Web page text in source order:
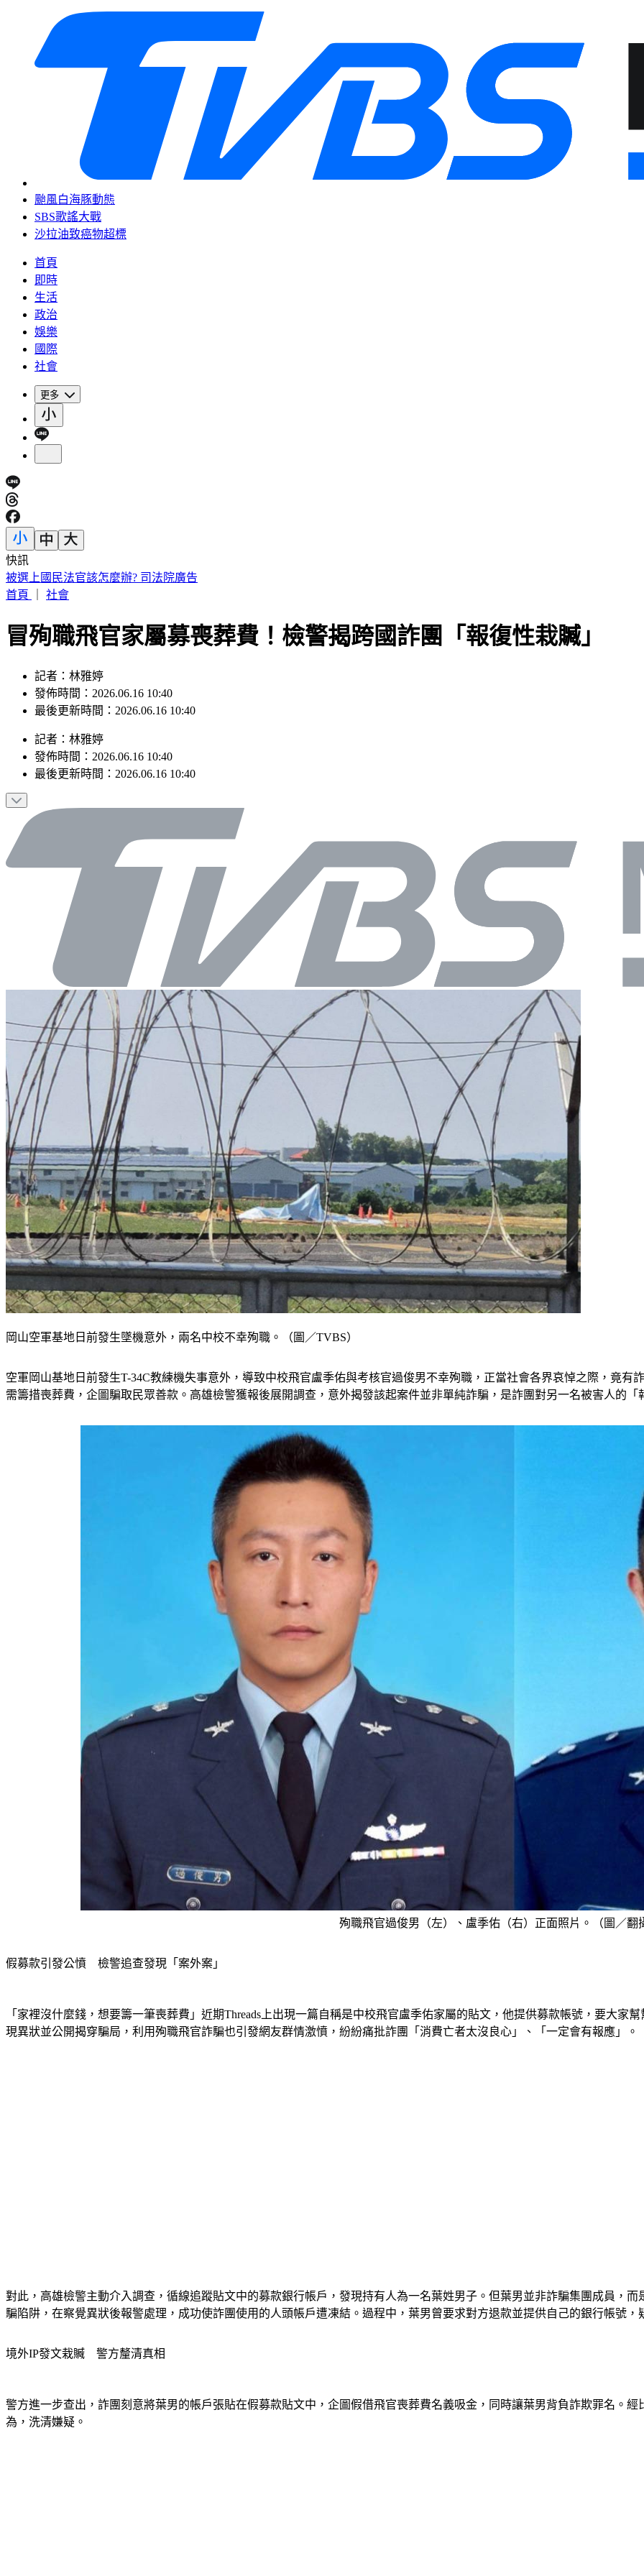
颱風白海豚動態
SBS歌謠大戰
沙拉油致癌物超標
首頁
即時
生活
政治
娛樂
國際
社會
更多
快訊
白海豚雨彈來了！「颱風假」關鍵曝 氣象署揭最新路徑
首頁
社會
冒殉職飛官家屬募喪葬費！檢警揭跨國詐團「報復性栽贓」
記者：林雅婷
發佈時間：2026.06.16 10:40
最後更新時間：2026.06.16 10:40
記者 ： 林雅婷
發佈時間： 2026.06.16 10:40
最後更新時間： 2026.06.16 10:40
岡山空軍基地日前發生墜機意外，兩名中校不幸殉職。（圖／TVBS）
空軍岡山基地日前發生T-34C教練機失事意外，導致中校飛官盧季佑與考核官過俊男不幸殉職，正當社會各界哀悼之際，竟有
需籌措喪葬費，企圖騙取民眾善款。高雄檢警獲報後展開調查，意外揭發該起案件並非單純詐騙，是詐團對另一名被害人的「
殉職飛官過俊男（左）、盧季佑（右）正面照片。（圖／翻
假募款引發公憤　檢警追查發現「案外案」
「家裡沒什麼錢，想要籌一筆喪葬費」近期Threads上出現一篇自稱是中校飛官盧季佑家屬的貼文，他提供募款帳號，要大家
現異狀並公開揭穿騙局，利用殉職飛官詐騙也引發網友群情激憤，紛紛痛批詐團「消費亡者太沒良心」、「一定會有報應」。
對此，高雄檢警主動介入調查，循線追蹤貼文中的募款銀行帳戶，發現持有人為一名葉姓男子。但葉男並非詐騙集團成員，
騙陷阱，在察覺異狀後報警處理，成功使詐團使用的人頭帳戶遭凍結。過程中，葉男曾要求對方退款並提供自己的銀行帳號，
境外IP發文栽贓　警方釐清真相
警方進一步查出，詐團刻意將葉男的帳戶張貼在假募款貼文中，企圖假借飛官喪葬費名義吸金，同時讓葉男背負詐欺罪名。
為，洗清嫌疑。